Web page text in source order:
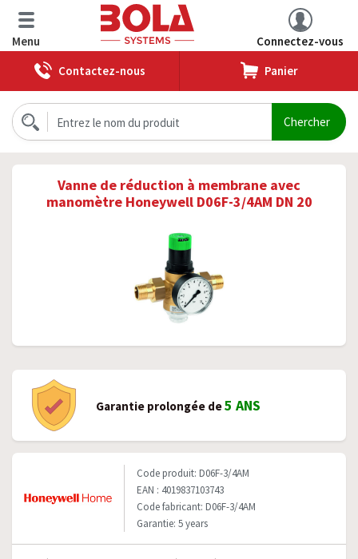
Menu
Connectez-vous
Contactez-nous
Panier
Vanne de réduction à membrane avec
manomètre Honeywell D06F-3/4AM DN 20
Garantie prolongée de5 ANS
Code produit: D06F-3/4AM
EAN : 4019837103743
Code fabricant: D06F-3/4AM
Garantie: 5 years